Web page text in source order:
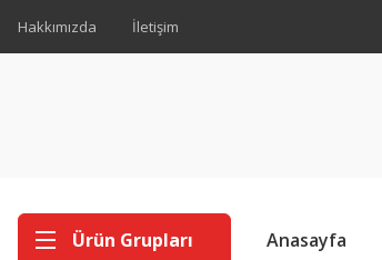
Hakkımızda İletişim
Ürün Grupları Anasayfa